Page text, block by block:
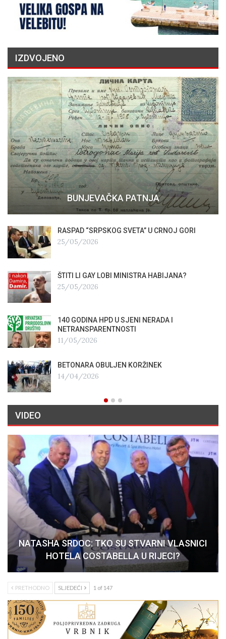
IZDVOJENO
BUNJEVAČKA PATNJA
RASPAD “SRPSKOG SVETA” U CRNOJ GORI
25/05/2026
ŠTITI LI GAY LOBI MINISTRA HABIJANA?
25/05/2026
140 GODINA HPD U SJENI NERADA I
NETRANSPARENTNOSTI
11/05/2026
BETONARA OBULJEN KORŽINEK
14/04/2026
VIDEO
NATASHA SRDOC: TKO SU STVARNI VLASNICI
HOTELA COSTABELLA U RIJECI?
PRETHODNO SLJEDEĆI 1 of 147